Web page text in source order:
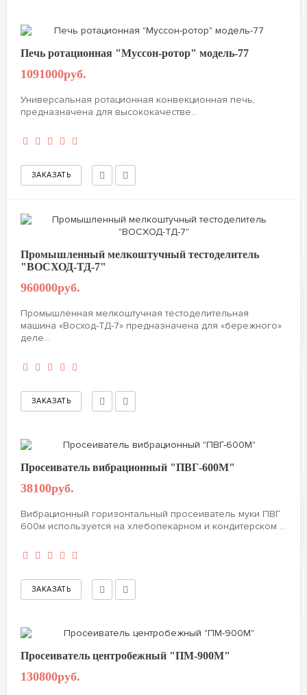
Печь ротационная "Муссон-ротор" модель-77
1091000руб.
Универсальная ротационная конвекционная печь,
предназначена для высококачестве...
Промышленный мелкоштучный тестоделитель
"ВОСХОД-ТД-7"
960000руб.
Промышленная мелкоштучная тестоделительная
машина «Восход-ТД-7» предназначена для «бережного»
деле...
Просеиватель вибрационный "ПВГ-600М"
38100руб.
Вибрационный горизонтальный просеиватель муки ПВГ
600м используется на хлебопекарном и кондитерском ...
Просеиватель центробежный "ПМ-900М"
130800руб.